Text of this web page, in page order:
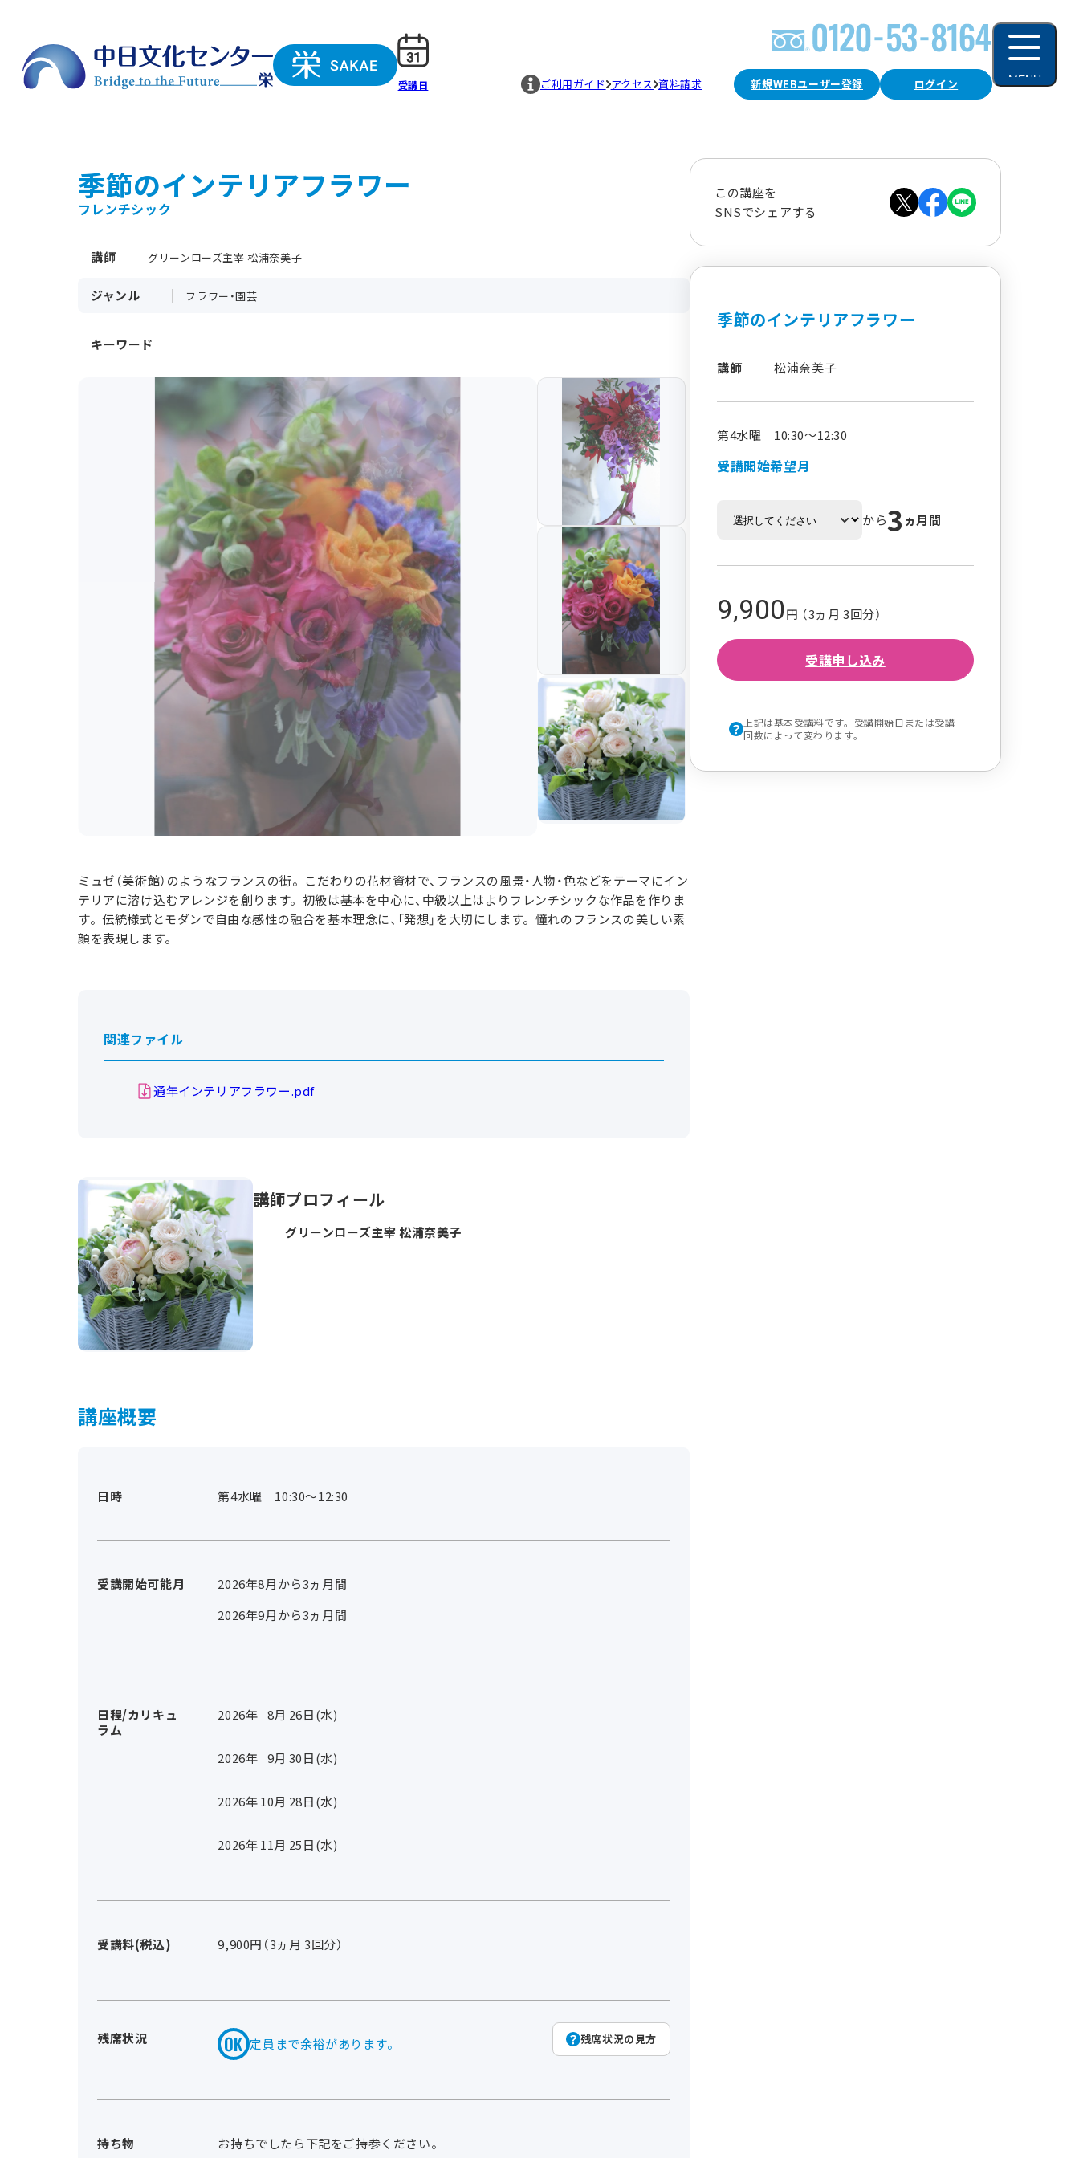
受講日 新規WEBユーザー登録 ログイン
ご利用ガイド アクセス 資料請求 MENU
季節のインテリアフラワー
フレンチシック
講師 グリーンローズ主宰 松浦奈美子
ジャンル フラワー・園芸
キーワード
ミュゼ（美術館）のようなフランスの街。こだわりの花材資材で、フランスの風景・人物・色などをテーマにイン
テリアに溶け込むアレンジを創ります。初級は基本を中心に、中級以上はよりフレンチシックな作品を作りま
す。伝統様式とモダンで自由な感性の融合を基本理念に、「発想」を大切にします。憧れのフランスの美しい素
顔を表現します。
関連ファイル
通年インテリアフラワー.pdf
講師プロフィール
グリーンローズ主宰 松浦奈美子
講座概要
日時 第4水曜 10:30～12:30
受講開始可能月
2026年8月から3ヵ月間
2026年9月から3ヵ月間
日程/カリキュ
ラム
2026年 8月 26日(水)
2026年 9月 30日(水)
2026年10月 28日(水)
2026年11月 25日(水)
受講料(税込) 9,900円（3ヵ月 3回分）
残席状況 定員まで余裕があります。 残席状況の見方
持ち物
お持ちでしたら下記をご持参ください。
この講座を
SNSでシェアする
季節のインテリアフラワー
講師 松浦奈美子
第4水曜 10:30～12:30
受講開始希望月
から3 ヵ月間
9,900円 （3ヵ月 3回分）
受講申し込み
上記は基本受講料です。受講開始日または受講
回数によって変わります。